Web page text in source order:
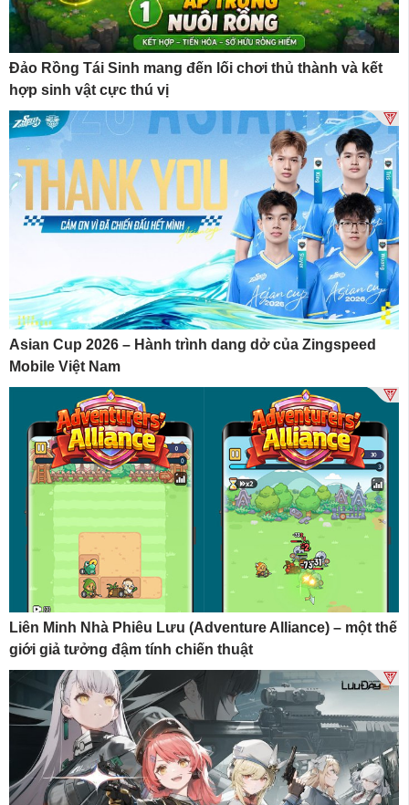
Đảo Rồng Tái Sinh mang đến lối chơi thủ thành và kết
hợp sinh vật cực thú vị
Asian Cup 2026 – Hành trình dang dở của Zingspeed
Mobile Việt Nam
Liên Minh Nhà Phiêu Lưu (Adventure Alliance) – một thế
giới giả tưởng đậm tính chiến thuật